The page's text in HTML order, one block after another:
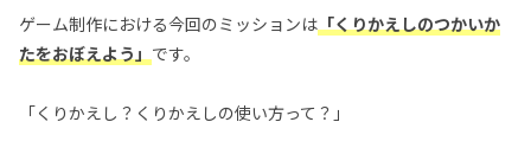
ゲーム制作における今回のミッションは 「くりかえしのつかいか
たをおぼえよう」 です。
「くりかえし？くりかえしの使い方って？」